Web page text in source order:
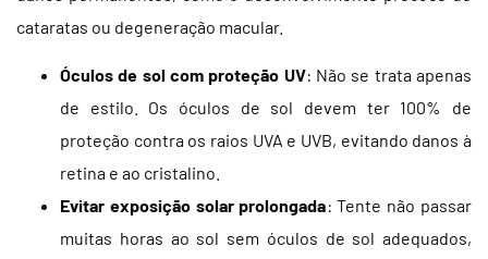
cataratas ou degeneração macular.
Óculos de sol com proteção UV: Não se trata apenas
de estilo. Os óculos de sol devem ter 100% de
proteção contra os raios UVA e UVB, evitando danos à
retina e ao cristalino.
Evitar exposição solar prolongada: Tente não passar
muitas horas ao sol sem óculos de sol adequados,